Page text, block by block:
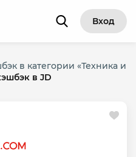
Вход
в категории «Техника и
в JD